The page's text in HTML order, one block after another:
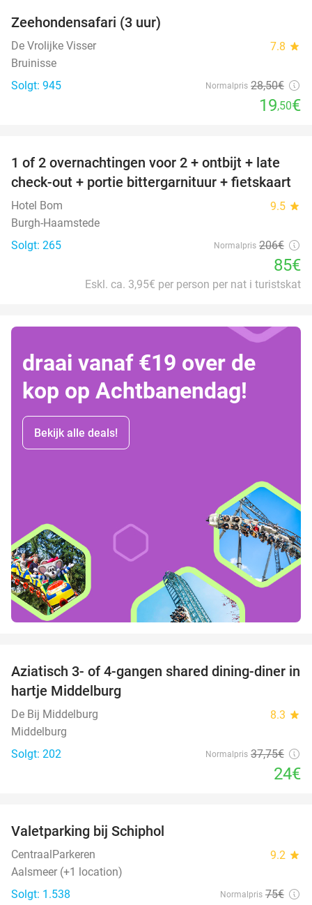
Zeehondensafari (3 uur)
De Vrolijke Visser 7.8 star
Bruinisse
Solgt: 945
Normalpris 28,50€
19,50€
59%
1 of 2 overnachtingen voor 2 + ontbijt + late
check-out + portie bittergarnituur + fietskaart
Hotel Bom 9.5 star
Burgh-Haamstede
Solgt: 265
Normalpris 206€
85€
Eskl. ca. 3,95€ per person per nat i turistskat
draai vanaf €19 over de
kop op Achtbanendag!
Bekijk alle deals!
36%
Aziatisch 3- of 4-gangen shared dining-diner in
hartje Middelburg
De Bij Middelburg 8.3 star
Middelburg
Solgt: 202
Normalpris 37,75€
24€
Valetparking bij Schiphol
CentraalParkeren 9.2 star
Aalsmeer (+1 location)
Solgt: 1.538
Normalpris 75€